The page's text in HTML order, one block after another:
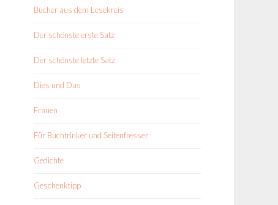
Bücher aus dem Lesekreis
Der schönste erste Satz
Der schönste letzte Satz
Dies und Das
Frauen
Für Buchtrinker und Seitenfresser
Gedichte
Geschenktipp